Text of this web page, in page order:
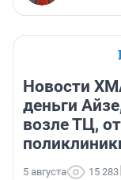
Новости
деньги
возле ТЦ,
5 августа 15 283